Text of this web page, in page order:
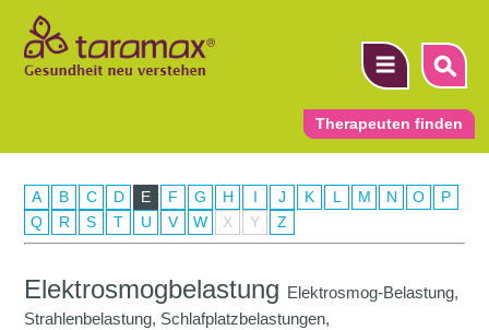
Therapeuten finden
▼
A B C D E F G H I J K L M N O
P
Q
R S T U V W X Y Z
Elektrosmogbelastung Elektrosmog-Belastung,
Strahlenbelastung, Schlafplatzbelastungen,